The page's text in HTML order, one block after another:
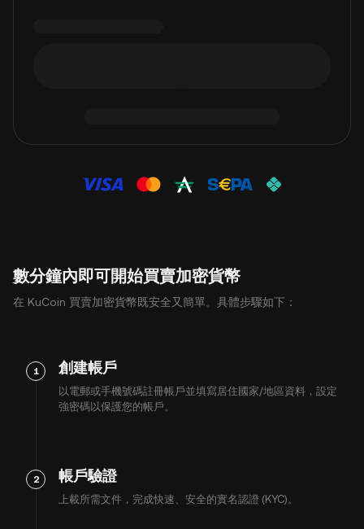
數分鐘內即可開始買賣加密貨幣
在 KuCoin 買賣加密貨幣既安全又簡單。具體步驟如下：
1 創建帳戶
以電郵或手機號碼註冊帳戶並填寫居住國家/地區資料，設定
強密碼以保護您的帳戶。
2 帳戶驗證
上載所需文件，完成快速、安全的實名認證 (KYC)。